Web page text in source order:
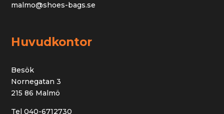
malmo@shoes-bags.se
Huvudkontor
Besök
Nornegatan 3
215 86 Malmö
Tel 040-6712730